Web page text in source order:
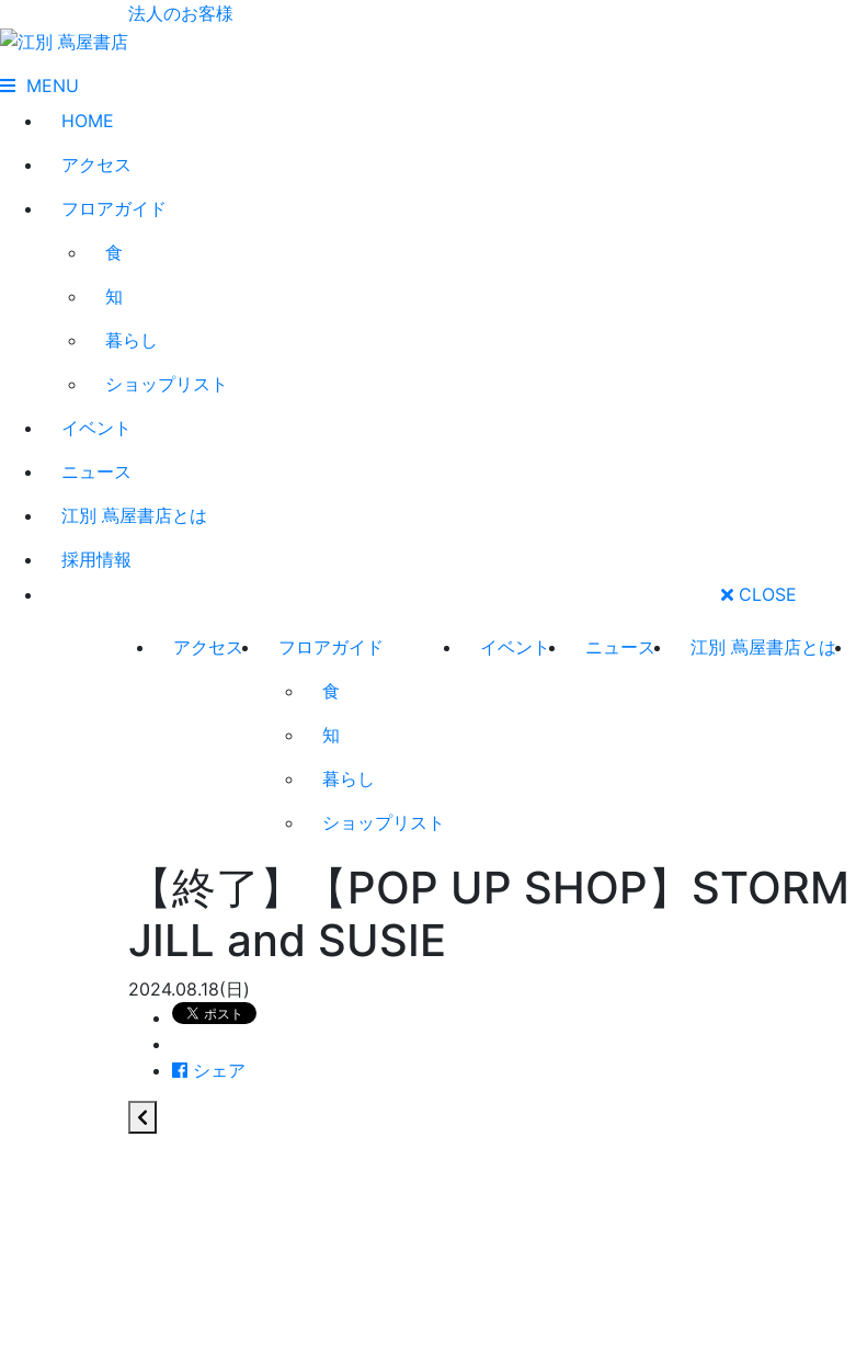
法人のお客様
MENU
HOME
アクセス
フロアガイド
食
知
暮らし
ショップリスト
イベント
ニュース
江別 蔦屋書店とは
採用情報
CLOSE
アクセス
フロアガイド
食
知
暮らし
ショップリスト
イベント ニュース 江別 蔦屋書店とは
【終了】【POP UP SHOP】
JILL and SUSIE
2024.08.18(日)
シェア